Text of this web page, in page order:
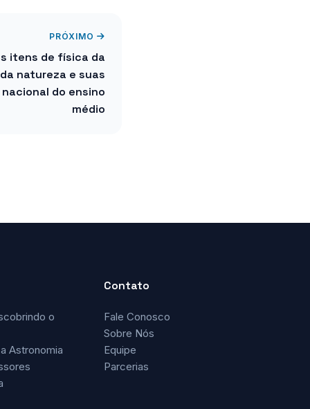
PRÓXIMO
itens de física da
natureza e suas
do ensino
médio
o
Astronomia
Contato
Fale Conosco
Sobre Nós
Equipe
Parcerias